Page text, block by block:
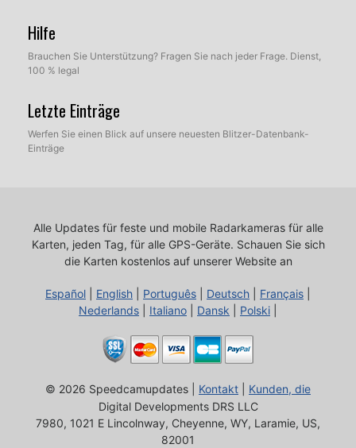
Hilfe
Brauchen Sie Unterstützung? Fragen Sie nach jeder Frage. Dienst,
100 % legal
Letzte Einträge
Werfen Sie einen Blick auf unsere neuesten Blitzer-Datenbank-
Einträge
Alle Updates für feste und mobile Radarkameras für alle
Karten, jeden Tag, für alle GPS-Geräte. Schauen Sie sich
die Karten kostenlos auf unserer Website an
Español English Português Deutsch Français
Nederlands
Italiano Dansk Polski
© 2026 Speedcamupdates | Kontakt
Kunden, die
Digital Developments DRS LLC
7980, 1021 E Lincolnway, Cheyenne, WY, Laramie, US,
82001